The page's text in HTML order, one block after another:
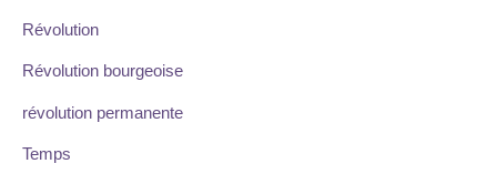
Révolution
Révolution bourgeoise
révolution permanente
Temps